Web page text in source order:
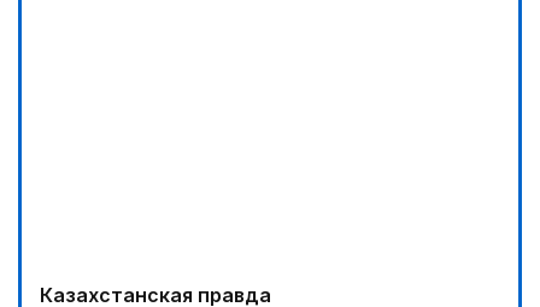
Казахстанская правда